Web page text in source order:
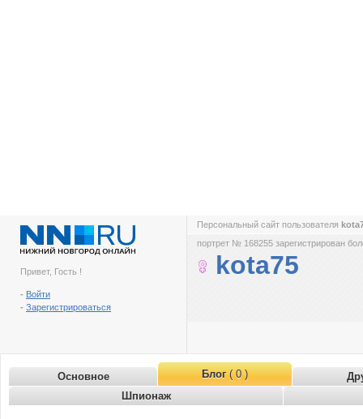
Привет, Гость !
- Войти
- Зарегистрироваться
Персональный сайт пользователя
портрет № 168255 зарегистрирован
kota75
Основное Блог( 0 )
Шпионаж